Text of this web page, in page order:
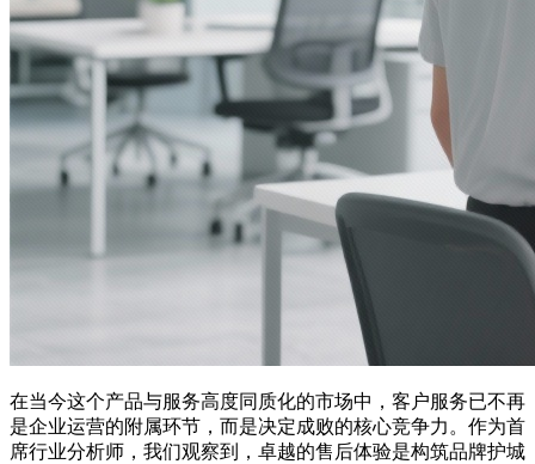
在当今这个产品与服务高度同质化的市场中，客户服务已不再
是企业运营的附属环节，而是决定成败的核心竞争力。作为首
席行业分析师，我们观察到，卓越的售后体验是构筑品牌护城